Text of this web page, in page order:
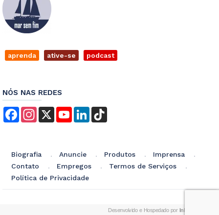
aprenda ative-se podcast
NÓS NAS REDES
FacebookInstagram
X YouTubeLinkedIn
Biografia Anuncie Produtos
Imprensa
Contato
Empregos
Termos de Serviços
Política de Privacidade
Desenvolvido e Hospedado por InkID